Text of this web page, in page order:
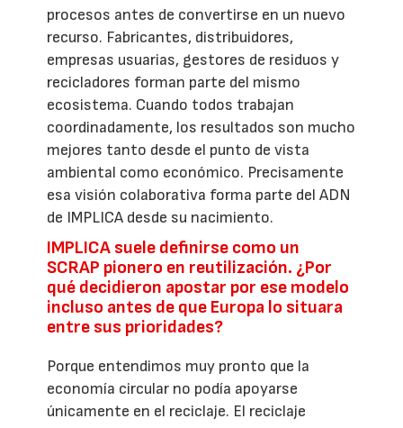
procesos antes de convertirse en un nuevo
recurso. Fabricantes, distribuidores,
empresas usuarias, gestores de residuos y
recicladores forman parte del mismo
ecosistema. Cuando todos trabajan
coordinadamente, los resultados son mucho
mejores tanto desde el punto de vista
ambiental como económico. Precisamente
esa visión colaborativa forma parte del ADN
de IMPLICA desde su nacimiento.
IMPLICA suele definirse como un
SCRAP pionero en reutilización. ¿Por
qué decidieron apostar por ese modelo
incluso antes de que Europa lo situara
entre sus prioridades?
Porque entendimos muy pronto que la
economía circular no podía apoyarse
únicamente en el reciclaje. El reciclaje